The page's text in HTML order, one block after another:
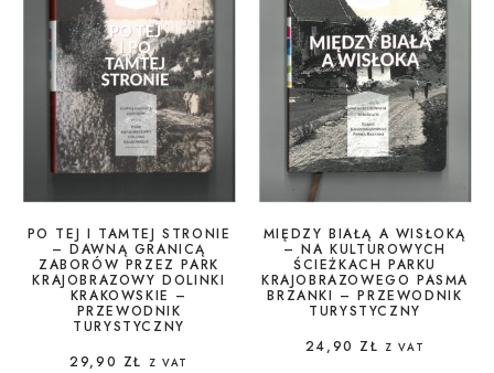
PO TEJ I TAMTEJ STRONIE
– DAWNĄ GRANICĄ
ZABORÓW PRZEZ PARK
KRAJOBRAZOWY DOLINKI
KRAKOWSKIE –
PRZEWODNIK
TURYSTYCZNY
29,90 ZŁ Z VAT
MIĘDZY BIAŁĄ A WISŁOKĄ
– NA KULTUROWYCH
ŚCIEŻKACH PARKU
KRAJOBRAZOWEGO PASMA
BRZANKI – PRZEWODNIK
TURYSTYCZNY
24,90ZŁ Z VAT